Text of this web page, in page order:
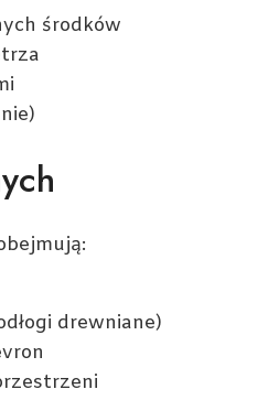
środków
drewniane)